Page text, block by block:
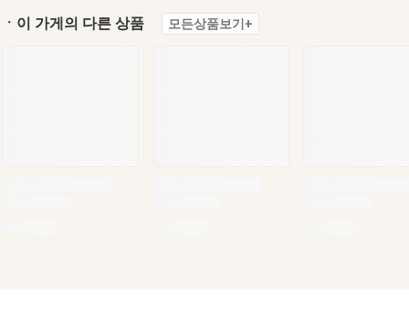
ㆍ이 가게의 다른 상품 모든상품보기+